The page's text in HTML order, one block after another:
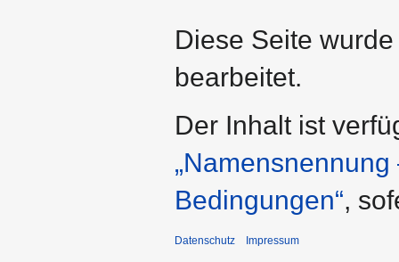
Diese Seite
bearbeitet.
Der Inhalt ist
Bedingungen“,
Datenschutz Impressum